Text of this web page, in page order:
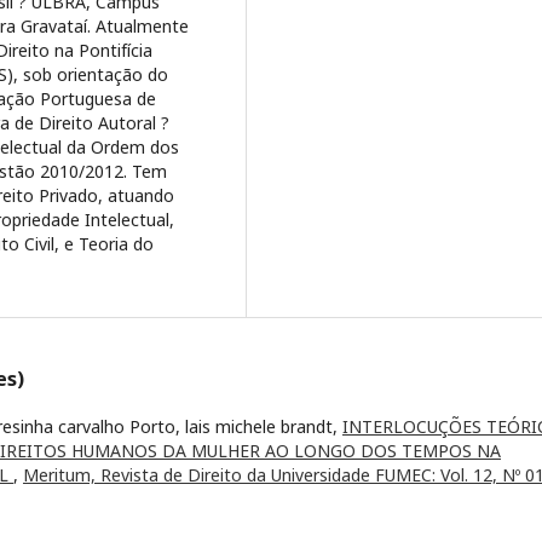
Gravataí. Atualmente
na Pontifícia
sob orientação do
Portuguesa de
de Direito Autoral ?
da Ordem dos
2010/2012. Tem
Privado, atuando
Intelectual,
Civil, e Teoria do
carvalho Porto, lais michele brandt, INTERLOCUÇÕES
HUMANOS DA MULHER AO LONGO DOS TEMPOS NA
, Meritum, Revista de Direito da Universidade FUMEC: Vol. 12, Nº